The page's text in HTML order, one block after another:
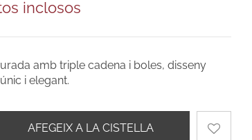
inclosos
amb triple cadena i boles, disseny
i elegant.
AFEGEIX A LA CISTELLA